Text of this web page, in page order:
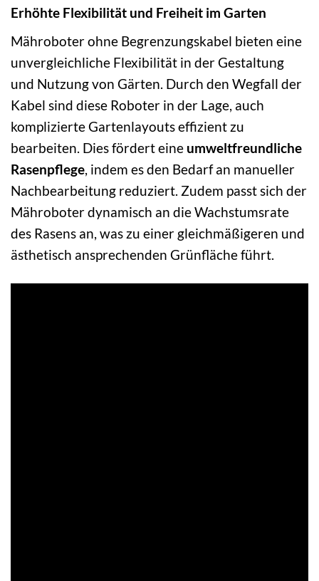
Erhöhte Flexibilität und Freiheit im Garten
Mähroboter ohne Begrenzungskabel bieten eine
unvergleichliche Flexibilität in der Gestaltung
und Nutzung von Gärten. Durch den Wegfall der
Kabel sind diese Roboter in der Lage, auch
komplizierte Gartenlayouts effizient zu
bearbeiten. Dies fördert eine umweltfreundliche
Rasenpflege, indem es den Bedarf an manueller
Nachbearbeitung reduziert. Zudem passt sich der
Mähroboter dynamisch an die Wachstumsrate
des Rasens an, was zu einer gleichmäßigeren und
ästhetisch ansprechenden Grünfläche führt.